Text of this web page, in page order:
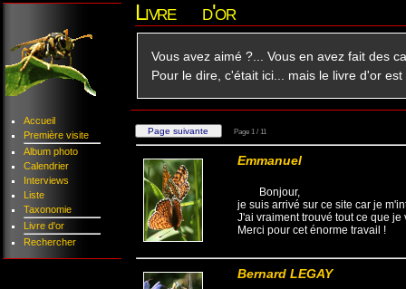
Accueil
Première visite
Album photo
Calendrier
Interviews
Liste
Taxonomie
Livre d'or
Rechercher
Livre d'or
Vous avez aimé ?... Vous en avez fait des
Pour le dire, c'était ici... mais le livre d'or
Page 1 / 11
Emmanuel
Bonjour,
je suis arrivé sur ce site car je
J'ai vraiment trouvé tout ce que
Merci pour cet énorme travail !
Bernard LEGAY